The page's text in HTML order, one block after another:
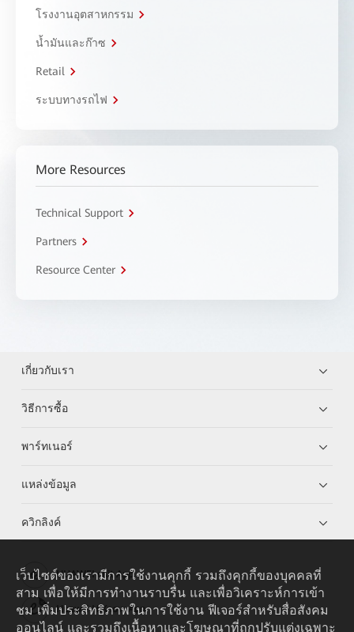
โรงงานอุตสาหกรรม
น้ำมันและก๊าซ
Retail
ระบบทางรถไฟ
More Resources
Technical Support
Partners
Resource Center
เกี่ยวกับเรา
วิธีการซื้อ
พาร์ทเนอร์
แหล่งข้อมูล
ควิกลิงค์
HUAWEI eKit App
Huawei HiKnow App
เว็บไซต์ของเรามีการใช้งานคุกกี้ รวมถึงคุกกี้ของบุคคลที่
สาม เพื่อให้มีการทำงานราบรื่น และเพื่อวิเคราะห์การเข้า
ชม เพิ่มประสิทธิภาพในการใช้งาน ฟีเจอร์สำหรับสื่อสังคม
ออนไลน์ และรวมถึงเนื้อหาและโฆษณาที่ถูกปรับแต่งเฉพาะ